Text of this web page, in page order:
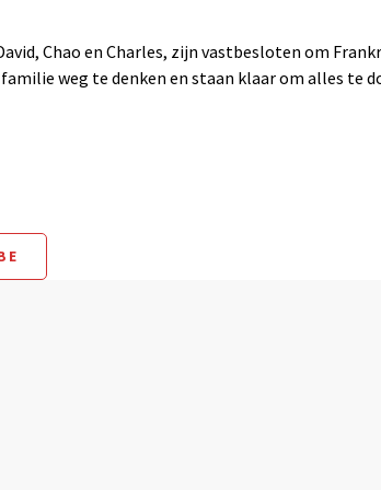
Chao en Charles, zijn vastbesloten om
weg te denken en staan klaar om alles te